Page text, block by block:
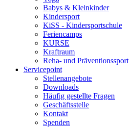
Babys & Kleinkinder
Kindersport
KiSS - Kindersportschule
Feriencamps
KURSE
Kraftraum
Reha- und Präventionssport
Servicepoint
Stellenangebote
Downloads
Häufig gestellte Fragen
Geschäftsstelle
Kontakt
Spenden